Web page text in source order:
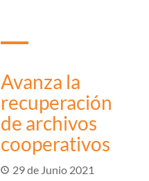
Avanza la
recuperación
de archivos
cooperativos
29 de Junio 2021